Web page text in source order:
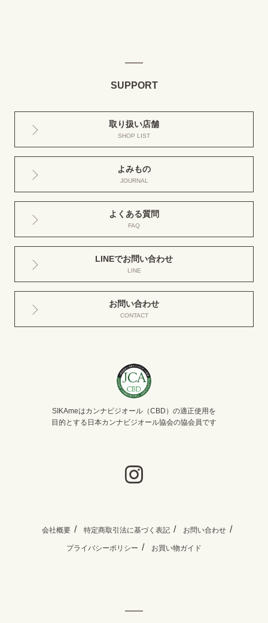
SUPPORT
取り扱い店舗
SHOP LIST
よみもの
JOURNAL
よくある質問
FAQ
LINEでお問い合わせ
LINE
お問い合わせ
CONTACT
SIKAmeはカンナビジオール（CBD）の適正使用を
目的とする日本カンナビジオール協会の協会員です
会社概要 特定商取引法に基づく表記 お問い合わせ
プライバシーポリシー お買い物ガイド